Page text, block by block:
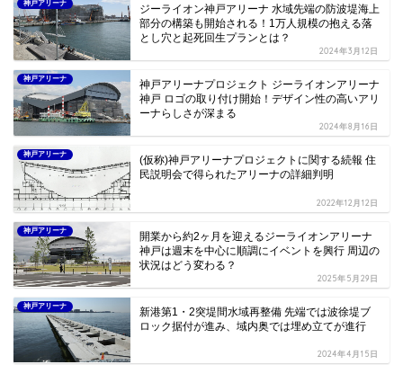
神戸アリーナ
ジーライオン神戸アリーナ 水域先端の防波堤海上
部分の構築も開始される！1万人規模の抱える落
とし穴と起死回生プランとは？
2024年3月12日
神戸アリーナ
神戸アリーナプロジェクト ジーライオンアリーナ
神戸 ロゴの取り付け開始！デザイン性の高いアリ
ーナらしさが深まる
2024年8月16日
神戸アリーナ
(仮称)神戸アリーナプロジェクトに関する続報 住
民説明会で得られたアリーナの詳細判明
2022年12月12日
神戸アリーナ
開業から約2ヶ月を迎えるジーライオンアリーナ
神戸は週末を中心に順調にイベントを興行 周辺の
状況はどう変わる？
2025年5月29日
神戸アリーナ
新港第1・2突堤間水域再整備 先端では波徐堤ブ
ロック据付が進み、域内奥では埋め立てが進行
2024年4月15日